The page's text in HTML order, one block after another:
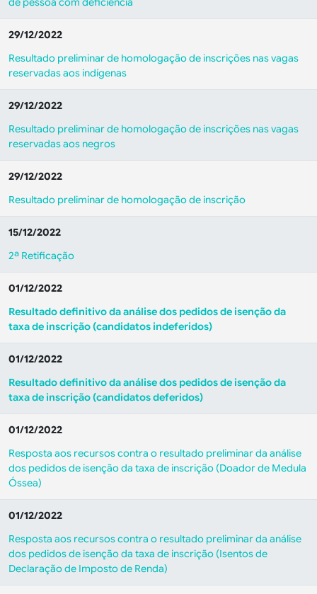
29/12/2022
Resultado preliminar de homologação de inscrições nas vagas
reservadas aos indígenas
29/12/2022
Resultado preliminar de homologação de inscrições nas vagas
reservadas aos negros
29/12/2022
Resultado preliminar de homologação de inscrição
15/12/2022
2ª Retificação
01/12/2022
Resultado definitivo da análise dos pedidos de isenção da
taxa de inscrição (candidatos indeferidos)
01/12/2022
Resultado definitivo da análise dos pedidos de isenção da
taxa de inscrição (candidatos deferidos)
01/12/2022
Resposta aos recursos contra o resultado preliminar da análise
dos pedidos de isenção da taxa de inscrição (Doador de Medula
Óssea)
01/12/2022
Resposta aos recursos contra o resultado preliminar da análise
dos pedidos de isenção da taxa de inscrição (Isentos de
Declaração de Imposto de Renda)